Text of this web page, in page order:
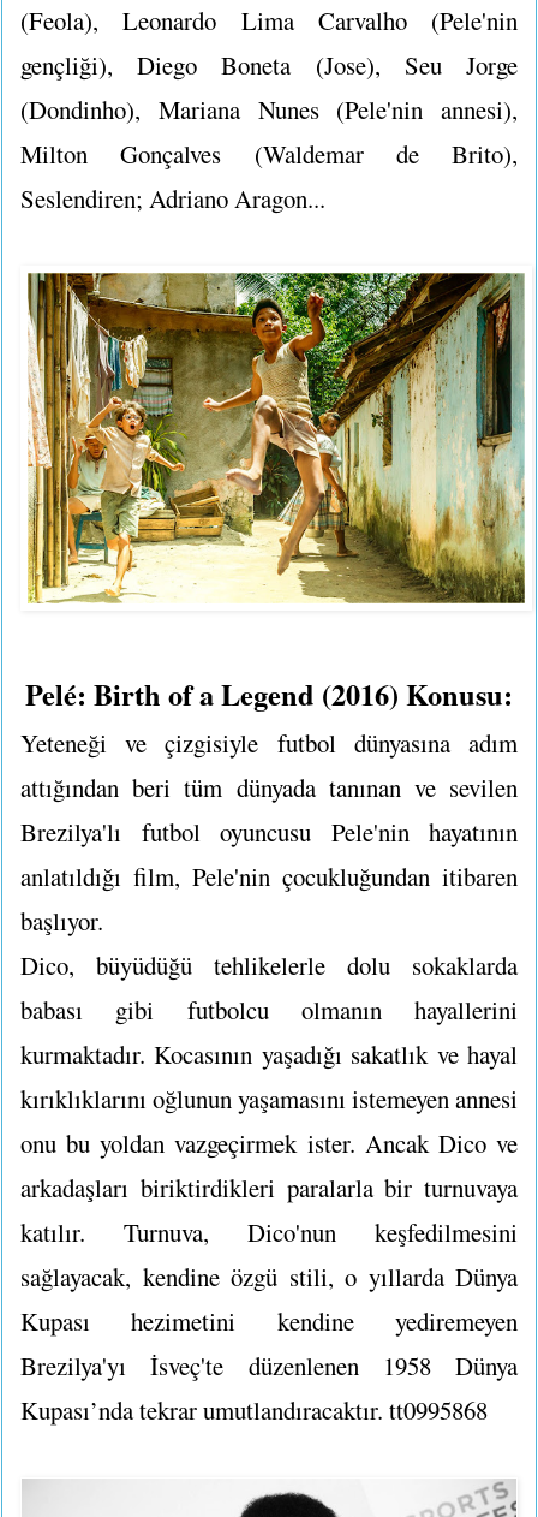
(Feola), Leonardo Lima Carvalho (Pele'nin
gençliği), Diego Boneta (Jose), Seu Jorge
(Dondinho), Mariana Nunes (Pele'nin annesi),
Milton Gonçalves (Waldemar de Brito),
Seslendiren; Adriano Aragon...
Pelé: Birth of a Legend (2016) Konusu:
Yeteneği ve çizgisiyle futbol dünyasına adım
attığından beri tüm dünyada tanınan ve sevilen
Brezilya'lı futbol oyuncusu Pele'nin hayatının
anlatıldığı film, Pele'nin çocukluğundan itibaren
başlıyor.
Dico, büyüdüğü tehlikelerle dolu sokaklarda
babası gibi futbolcu olmanın hayallerini
kurmaktadır. Kocasının yaşadığı sakatlık ve hayal
kırıklıklarını oğlunun yaşamasını istemeyen annesi
onu bu yoldan vazgeçirmek ister. Ancak Dico ve
arkadaşları biriktirdikleri paralarla bir turnuvaya
katılır. Turnuva, Dico'nun keşfedilmesini
sağlayacak, kendine özgü stili, o yıllarda Dünya
Kupası hezimetini kendine yediremeyen
Brezilya'yı İsveç'te düzenlenen 1958 Dünya
Kupası’nda tekrar umutlandıracaktır. tt0995868